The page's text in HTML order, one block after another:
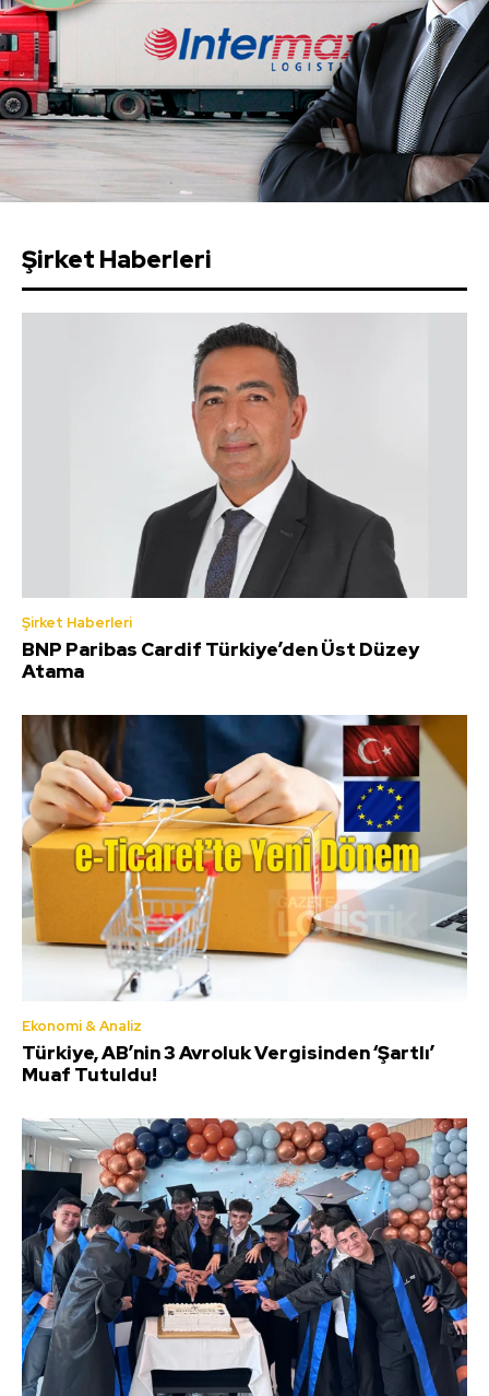
Şirket Haberleri
Şirket Haberleri
BNP Paribas Cardif Türkiye’den Üst Düzey
Atama
Ekonomi & Analiz
Türkiye, AB’nin 3 Avroluk Vergisinden ‘Şartlı’
Muaf Tutuldu!